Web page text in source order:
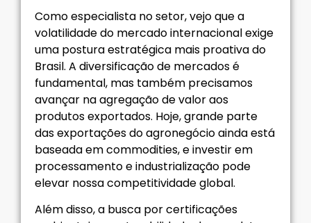
Como especialista no setor, vejo que a
volatilidade do mercado internacional exige
uma postura estratégica mais proativa do
Brasil. A diversificação de mercados é
fundamental, mas também precisamos
avançar na agregação de valor aos
produtos exportados. Hoje, grande parte
das exportações do agronegócio ainda está
baseada em commodities, e investir em
processamento e industrialização pode
elevar nossa competitividade global.
Além disso, a busca por certificações